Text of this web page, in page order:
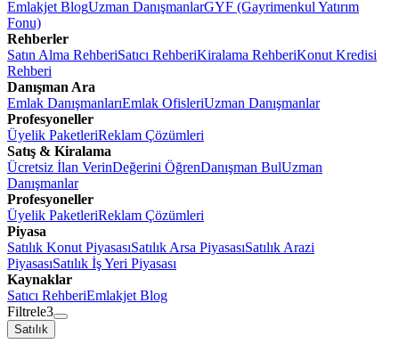
Emlakjet BlogUzman DanışmanlarGYF (Gayrimenkul Yatırım
Fonu)
Rehberler
Satın Alma RehberiSatıcı RehberiKiralama RehberiKonut Kredisi
Rehberi
Danışman Ara
Emlak DanışmanlarıEmlak OfisleriUzman Danışmanlar
Profesyoneller
Üyelik PaketleriReklam Çözümleri
Satış & Kiralama
Ücretsiz İlan VerinDeğerini ÖğrenDanışman BulUzman
Danışmanlar
Profesyoneller
Üyelik PaketleriReklam Çözümleri
Piyasa
Satılık Konut PiyasasıSatılık Arsa PiyasasıSatılık Arazi
PiyasasıSatılık İş Yeri Piyasası
Kaynaklar
Satıcı RehberiEmlakjet Blog
Filtrele3
Satılık